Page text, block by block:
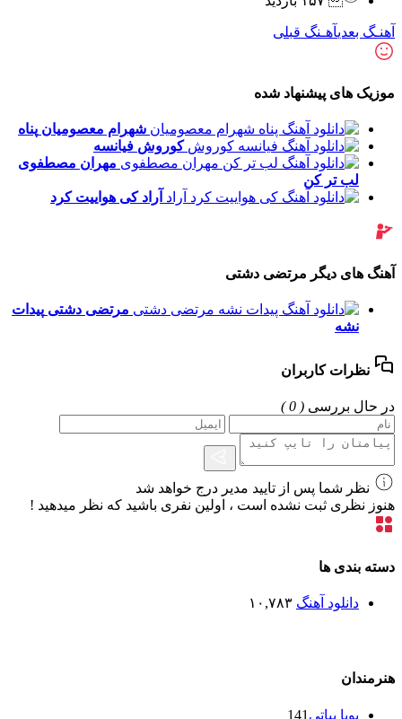
آهنـگ بعدیآهـنگ قبلی
موزیک های پیشنهاد شده
شهرام معصومیان پناه
کوروش فیانسه
مهران مصطفوی
لب تر کن
آراد کی هواییت کرد
آهنگ های دیگر مرتضی دشتی
مرتضی دشتی پیدات
نشه
نظرات کاربران
در حال بررسی ( 0 )
نظر شما پس از تایید مدیر درج خواهد شد
هنوز نظری ثبت نشده است ، اولین نفری باشید که نظر میدهید !
دسته بندی ها
دانلود آهنگ ۱۰,۷۸۳
هنرمندان
پویا بیاتی 141